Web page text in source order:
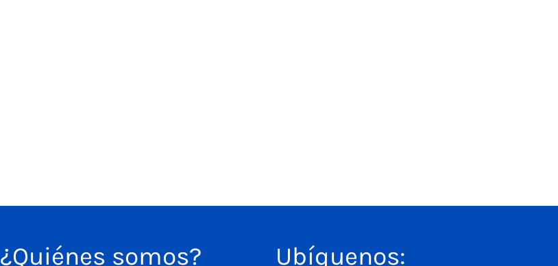
¿Quiénes somos? Ubíquenos: